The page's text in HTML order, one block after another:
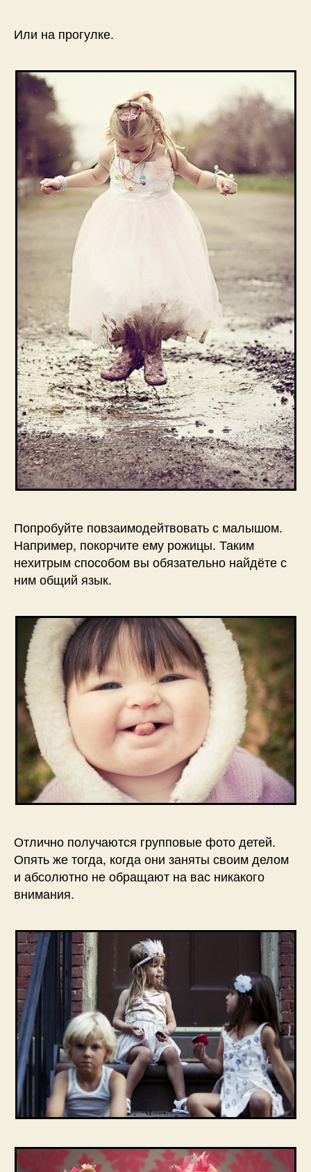
Или на прогулке.
Попробуйте повзаимодейтвовать с малышом.
Например, покорчите ему рожицы. Таким
нехитрым способом вы обязательно найдёте с
ним общий язык.
Отлично получаются групповые фото детей.
Опять же тогда, когда они заняты своим делом
и абсолютно не обращают на вас никакого
внимания.